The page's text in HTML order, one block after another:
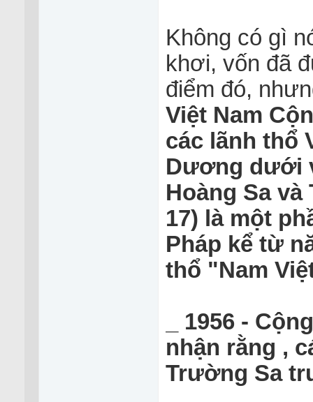
Không có gì
khơi, vốn đã
điểm đó,
Việt Nam
các lãnh thổ
Dương dưới
Hoàng Sa
17) là một
Pháp kể từ
thổ "Nam
_ 1956 -
nhận rằng ,
Trường Sa